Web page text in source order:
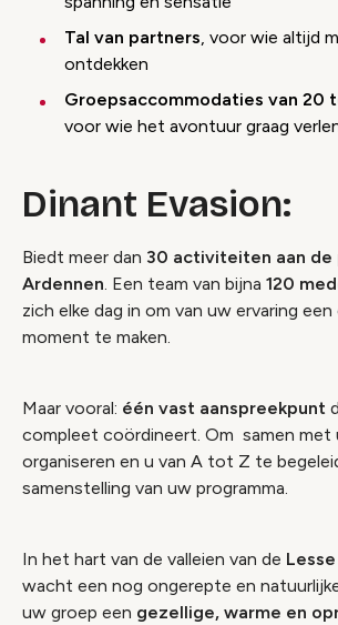
Tal van partners, voor wie altijd
ontdekken
Groepsaccommodaties van 20
voor wie het avontuur graag
Dinant Evasion:
Biedt meer dan 30 activiteiten aan de
Ardennen. Een team van bijna 120
zich elke dag in om van uw ervaring
moment te maken.
Maar vooral: één vast aanspreekpunt
compleet coördineert. Om samen
organiseren en u van A tot Z te
samenstelling van uw programma.
In het hart van de valleien van de
wacht een nog ongerepte en
uw groep een gezellige, warme en